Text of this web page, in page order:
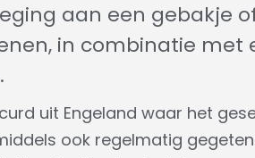
aan een gebakje
in combinatie met
uit Engeland waar het
ook regelmatig